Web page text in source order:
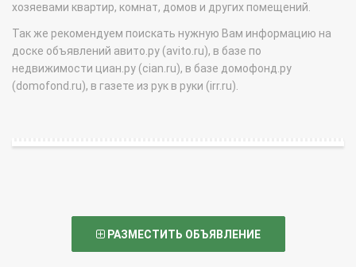
хозяевами квартир, комнат, домов и других помещений.
Так же рекомендуем поискать нужную Вам информацию на
доске объявлений авито.ру (avito.ru), в базе по
недвижимости циан.ру (cian.ru), в базе домофонд.ру
(domofond.ru), в газете из рук в руки (irr.ru).
РАЗМЕСТИТЬ ОБЪЯВЛЕНИЕ